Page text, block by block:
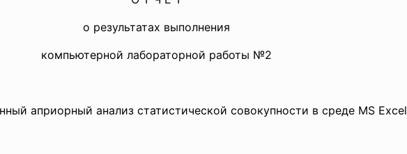
о результатах выполнения
компьютерной лабораторной работы №2
априорный анализ статистической совокупности в среде MS Excel